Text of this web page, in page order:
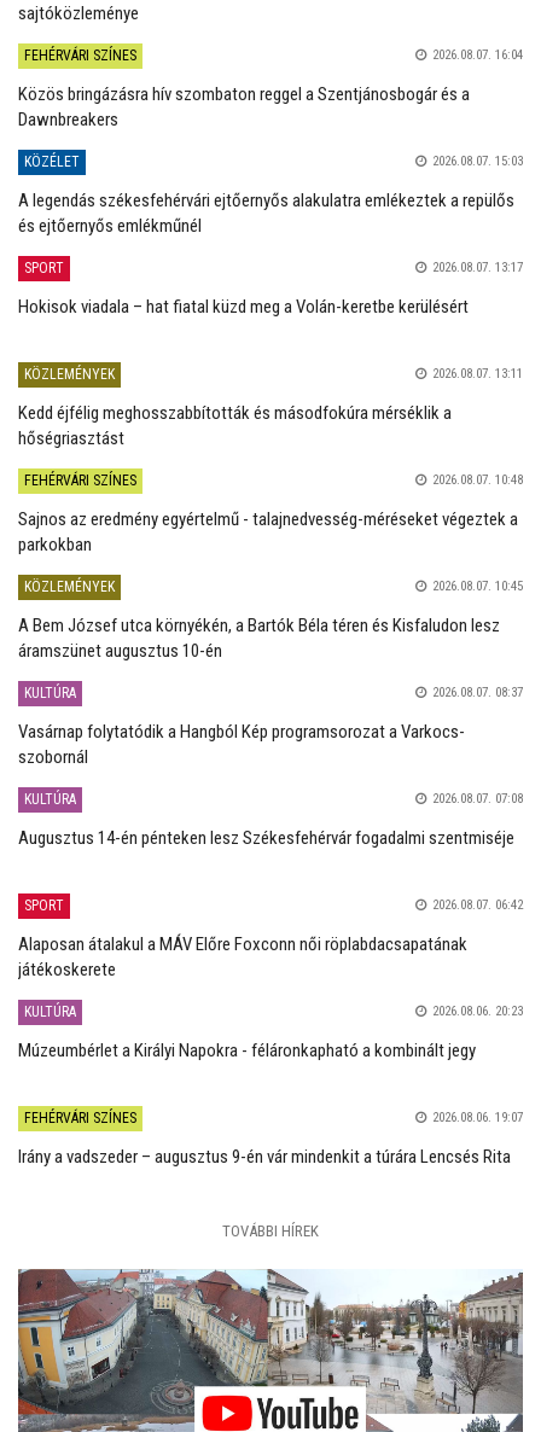
sajtóközleménye
FEHÉRVÁRI SZÍNES 2026.08.07. 16:04
Közös bringázásra hív szombaton reggel a Szentjánosbogár és a
Dawnbreakers
KÖZÉLET 2026.08.07. 15:03
A legendás székesfehérvári ejtőernyős alakulatra emlékeztek a repülős
és ejtőernyős emlékműnél
SPORT 2026.08.07. 13:17
Hokisok viadala – hat fiatal küzd meg a Volán-keretbe kerülésért
KÖZLEMÉNYEK 2026.08.07. 13:11
Kedd éjfélig meghosszabbították és másodfokúra mérséklik a
hőségriasztást
FEHÉRVÁRI SZÍNES 2026.08.07. 10:48
Sajnos az eredmény egyértelmű - talajnedvesség-méréseket végeztek a
parkokban
KÖZLEMÉNYEK 2026.08.07. 10:45
A Bem József utca környékén, a Bartók Béla téren és Kisfaludon lesz
áramszünet augusztus 10-én
KULTÚRA 2026.08.07. 08:37
Vasárnap folytatódik a Hangból Kép programsorozat a Varkocs-
szobornál
KULTÚRA 2026.08.07. 07:08
Augusztus 14-én pénteken lesz Székesfehérvár fogadalmi szentmiséje
SPORT 2026.08.07. 06:42
Alaposan átalakul a MÁV Előre Foxconn női röplabdacsapatának
játékoskerete
KULTÚRA 2026.08.06. 20:23
Múzeumbérlet a Királyi Napokra - féláronkapható a kombinált jegy
FEHÉRVÁRI SZÍNES 2026.08.06. 19:07
Irány a vadszeder – augusztus 9-én vár mindenkit a túrára Lencsés Rita
TOVÁBBI HÍREK